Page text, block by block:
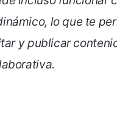
lo que te
y publicar